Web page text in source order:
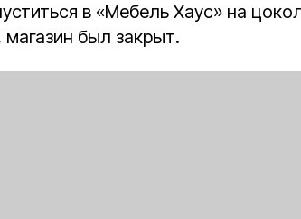
в «Мебель Хаус» на
был закрыт.